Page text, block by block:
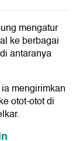
mengatur
ke berbagai
antaranya
mengirimkan
otot-otot di